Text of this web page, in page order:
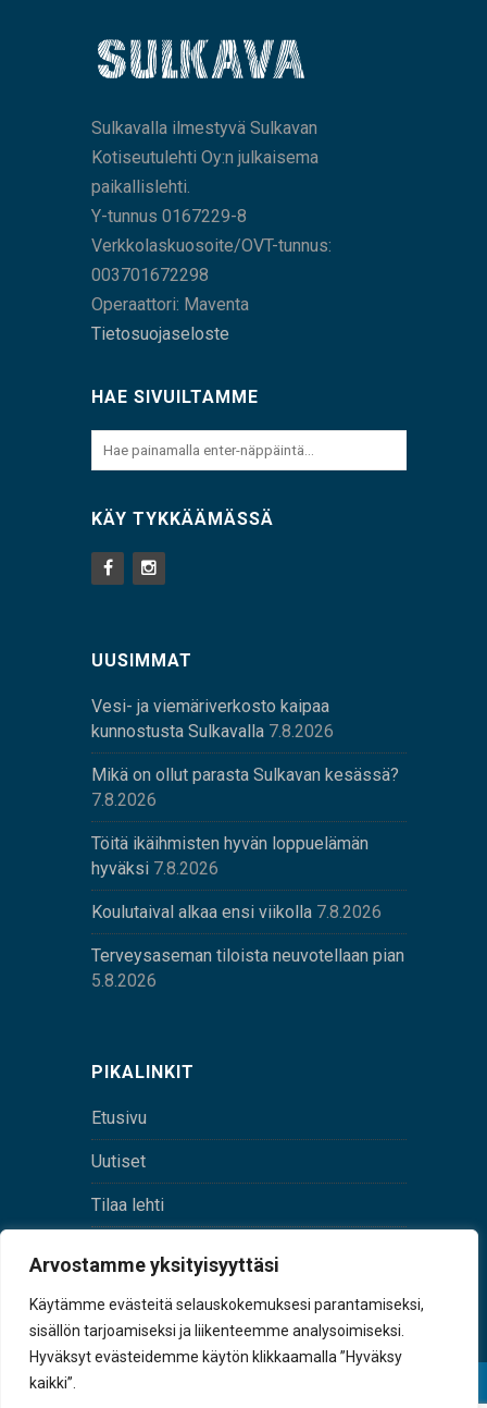
Arvostamme yksityisyyttäsi
Käytämme evästeitä selauskokemuksesi parantamiseksi,
sisällön tarjoamiseksi ja liikenteemme analysoimiseksi.
Hyväksyt evästeidemme käytön klikkaamalla ”Hyväksy
kaikki”.
Sulkavalla ilmestyvä Sulkavan
Kotiseutulehti Oy:n julkaisema
paikallislehti.
Y-tunnus 0167229-8
Verkkolaskuosoite/OVT-tunnus:
003701672298
Operaattori: Maventa
Tietosuojaseloste
HAE SIVUILTAMME
KÄY TYKKÄÄMÄSSÄ
UUSIMMAT
Vesi- ja viemäriverkosto kaipaa
kunnostusta Sulkavalla 7.8.2026
Mikä on ollut parasta Sulkavan kesässä?
7.8.2026
Töitä ikäihmisten hyvän loppuelämän
hyväksi 7.8.2026
Koulutaival alkaa ensi viikolla 7.8.2026
Terveysaseman tiloista neuvotellaan pian
5.8.2026
PIKALINKIT
Etusivu
Uutiset
Tilaa lehti